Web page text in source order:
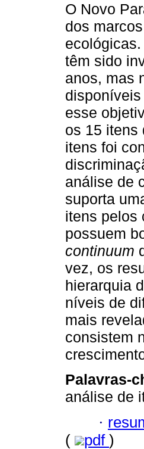
O Novo
dos
têm sido
anos, mas
esse
os 15 itens
itens foi
análise de
suporta
itens pelos
possuem
continuum
vez, os
hierarquia
níveis de
mais
consistem
Palavras-
análise de
·
(
pdf )